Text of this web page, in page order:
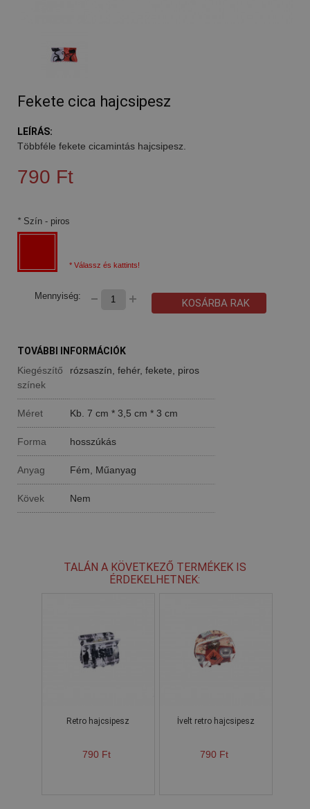
Fekete cica hajcsipesz
LEÍRÁS:
Többféle fekete cicamintás hajcsipesz.
790 Ft
* Szín - piros
* Válassz és kattints!
Mennyiség:
KOSÁRBA RAK
TOVÁBBI INFORMÁCIÓK
Kiegészítő
színek
rózsaszín, fehér, fekete, piros
Méret Kb. 7 cm * 3,5 cm * 3 cm
Forma hosszúkás
Anyag Fém, Műanyag
Kövek Nem
TALÁN A KÖVETKEZŐ TERMÉKEK IS
ÉRDEKELHETNEK:
Retro hajcsipesz
790 Ft
Ívelt retro hajcsipesz
790 Ft